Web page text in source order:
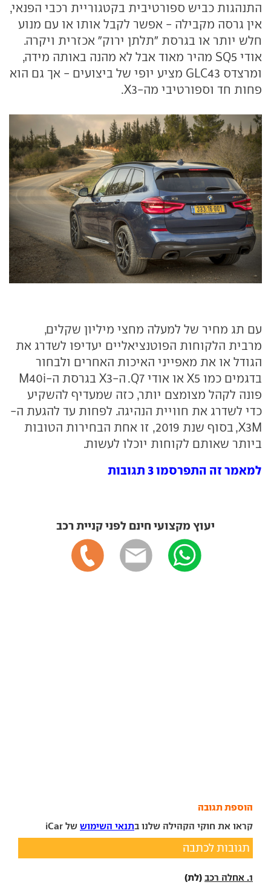
התנהגות כביש ספורטיבית בקטגוריית רכבי הפנאי,
אין גרסה מקבילה - אפשר לקבל אותו או עם מנוע
חלש יותר או בגרסת "תלתן ירוק" אכזרית ויקרה.
אודי SQ5 מהיר מאוד אבל לא מהנה באותה מידה,
ומרצדס GLC43 מציע יופי של ביצועים - אך גם הוא
פחות חד וספורטיבי מה-X3.
עם תג מחיר של למעלה מחצי מיליון שקלים,
מרבית הלקוחות הפוטנציאליים יעדיפו לשדרג את
הגודל או את מאפייני האיכות האחרים ולבחור
בדגמים כמו X5 או אודי Q7. ה-X3 בגרסת ה-M40i
פונה לקהל מצומצם יותר, כזה שמעדיף להשקיע
כדי לשדרג את חוויית הנהיגה. לפחות עד להגעת ה-
X3M, בסוף שנת 2019, זו אחת הבחירות הטובות
ביותר שאותם לקוחות יוכלו לעשות.
למאמר זה התפרסמו 3 תגובות
יעוץ מקצועי חינם לפני קניית רכב
הוספת תגובה
קראו את חוקי הקהילה שלנו בתנאי השימוש של iCar
תגובות לכתבה
1. אחלה רכב (לת)